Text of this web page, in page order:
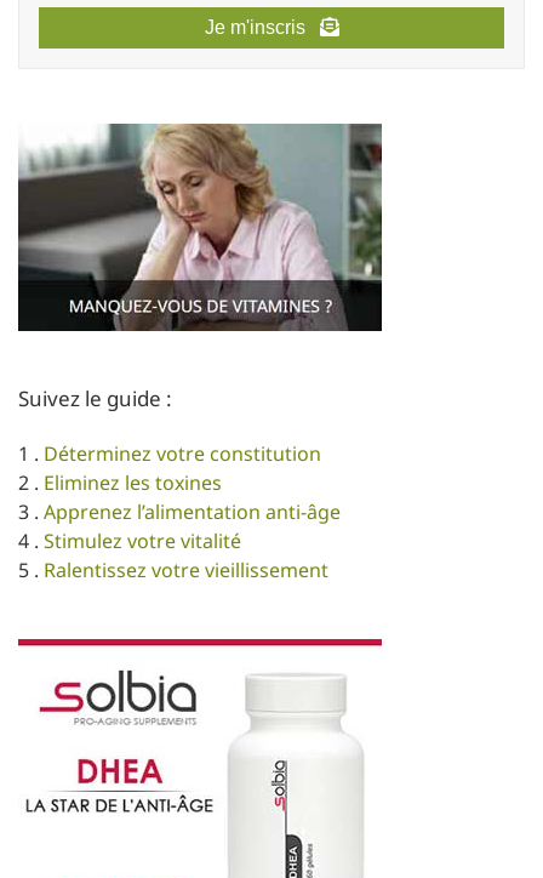
Je m'inscris
Suivez le guide :
1 . Déterminez votre constitution
2 . Eliminez les toxines
3 . Apprenez l’alimentation anti-âge
4 . Stimulez votre vitalité
5 . Ralentissez votre vieillissement